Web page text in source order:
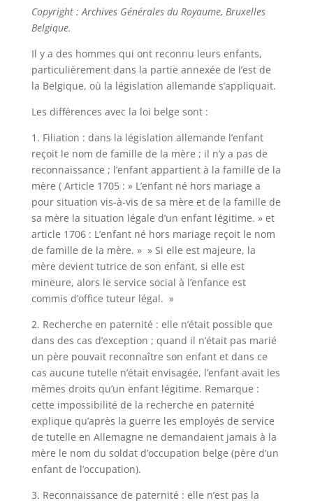
Copyright : Archives Générales du Royaume, Bruxelles
Belgique.
Il y a des hommes qui ont reconnu leurs enfants,
particulièrement dans la partie annexée de l’est de
la Belgique, où la législation allemande s’appliquait.
Les différences avec la loi belge sont :
1. Filiation : dans la législation allemande l’enfant
reçoit le nom de famille de la mère ; il n’y a pas de
reconnaissance ; l’enfant appartient à la famille de la
mère ( Article 1705 : » L’enfant né hors mariage a
pour situation vis-à-vis de sa mère et de la famille de
sa mère la situation légale d’un enfant légitime. » et
article 1706 : L’enfant né hors mariage reçoit le nom
de famille de la mère. » » Si elle est majeure, la
mère devient tutrice de son enfant, si elle est
mineure, alors le service social à l’enfance est
commis d’office tuteur légal. »
2. Recherche en paternité : elle n’était possible que
dans des cas d’exception ; quand il n’était pas marié
un père pouvait reconnaître son enfant et dans ce
cas aucune tutelle n’était envisagée, l’enfant avait les
mêmes droits qu’un enfant légitime. Remarque :
cette impossibilité de la recherche en paternité
explique qu’après la guerre les employés de service
de tutelle en Allemagne ne demandaient jamais à la
mère le nom du soldat d’occupation belge (père d’un
enfant de l’occupation).
3. Reconnaissance de paternité : elle n’est pas la